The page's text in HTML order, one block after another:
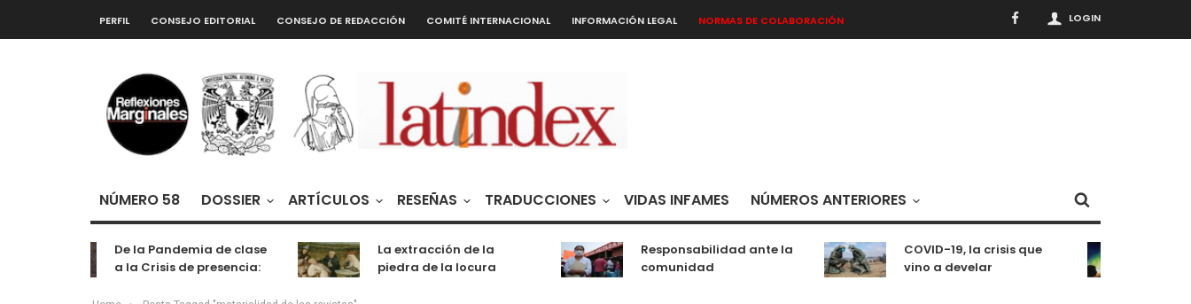
LOGIN
PERFIL CONSEJO EDITORIAL CONSEJO DE REDACCIÓN COMITÉ INTERNACIONAL INFORMACIÓN LEGAL NORMAS DE COLABORACIÓN
NÚMERO 58 DOSSIER ARTÍCULOS RESEÑAS TRADUCCIONES VIDAS INFAMES NÚMEROS ANTERIORES
De la Pandemia de clase
a la Crisis de presencia:
La extracción de la
piedra de la locura
Responsabilidad ante la
comunidad
COVID-19, la crisis que
vino a develar